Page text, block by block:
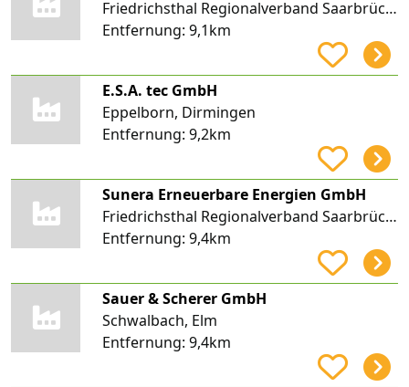
Friedrichsthal Regionalverband Saarbrücken, Hühnerfeld
Entfernung: 9,1km
E.S.A. tec GmbH
Eppelborn, Dirmingen
Entfernung: 9,2km
Sunera Erneuerbare Energien GmbH
Friedrichsthal Regionalverband Saarbrücken
Entfernung: 9,4km
Sauer & Scherer GmbH
Schwalbach, Elm
Entfernung: 9,4km